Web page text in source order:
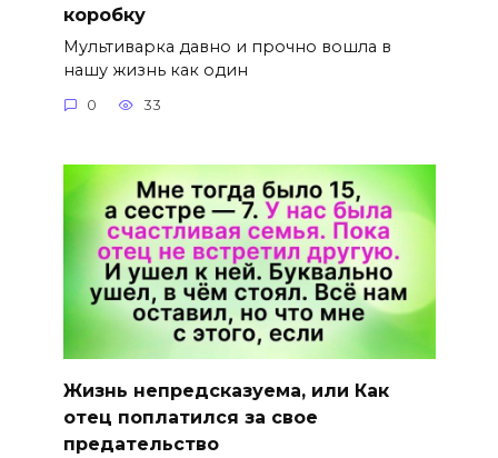
коробку
Мультиварка давно и прочно вошла в
нашу жизнь как один
0 33
Жизнь непредсказуема, или Как
отец поплатился за свое
предательство